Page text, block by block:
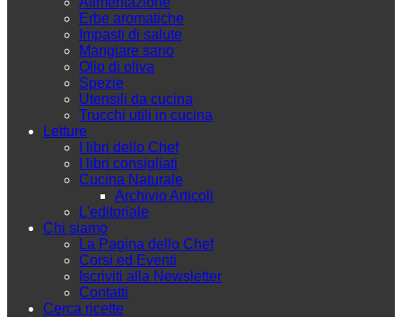
Erbe aromatiche
Impasti di salute
Mangiare sano
Olio di oliva
Spezie
Utensili da cucina
Trucchi utili in cucina
Letture
I libri dello Chef
I libri consigliati
Cucina Naturale
Archivio Articoli
L'editoriale
Chi siamo
La Pagina dello Chef
Corsi ed Eventi
Iscriviti alla Newsletter
Contatti
Cerca ricette